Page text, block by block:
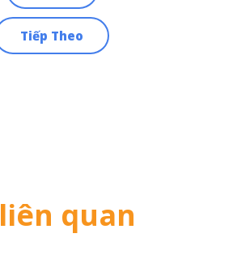
Tiếp Theo
liên quan